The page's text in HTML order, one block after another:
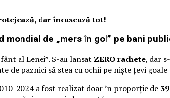
dar încasează tot!
de „mers în gol” pe bani
al Lenei”. S-au lansat ZERO rachete, dar
de paznici să stea cu ochii pe niște țevi
2024 a fost realizat doar în proporție de